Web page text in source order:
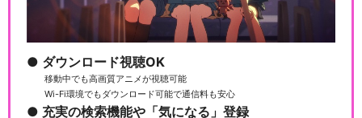
ダウンロード視聴OK
移動中でも高画質アニメが視聴可能
Wi-Fi環境でもダウンロード可能で通信料も安心
充実の検索機能や「気になる」登録